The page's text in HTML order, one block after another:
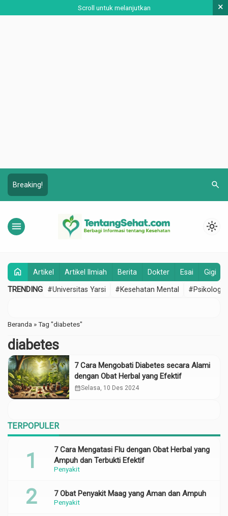
Scroll untuk melanjutkan ×
Breaking! search
menu light_mode
home Artikel Artikel Ilmiah Berita Dokter Esai Gigi
TRENDING #Universitas Yarsi #Kesehatan Mental #Psikologi
Beranda »Tag "diabetes"
diabetes
7 Cara Mengobati Diabetes secara Alami
dengan Obat Herbal yang Efektif
calendar_monthSelasa, 10 Des 2024
TERPOPULER
Penyakit
7 Cara Mengatasi Flu dengan Obat Herbal yang
Ampuh dan Terbukti Efektif
Penyakit
7 Obat Penyakit Maag yang Aman dan Ampuh